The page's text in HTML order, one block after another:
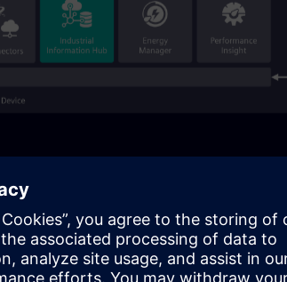
na terenu, povezujući agnostičku
baze podataka i SCADA